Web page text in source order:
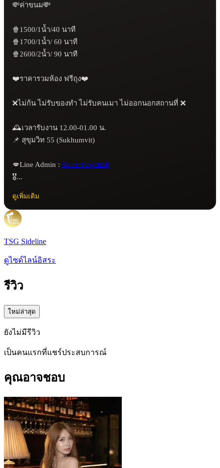
💸ค่าขนม💸
🍿1500/1น้ำ/40 นาที
🍿1700/1น้ำ/ 60 นาที
🍿2600/2น้ำ/ 90 นาที
❤️ราคารวมห้อง ฟรีถุง❤️
❌ไม่ก้น ไม่รับของทำ ไม่รับคนเมา ไม่ออกนอกสถานที่ ❌
🕰️เวลารับงาน 12.00-01.00 น.
📌 สุขุมวิท 55 (Sukhumvit)
💋Line Admin : lin.ee/Fuwxh50
🎖️...
ดูเพิ่มเติม
TSG Sideline
ดูไซด์ไลน์อิสระ
รีวิว
ใหม่ล่าสุด
ยังไม่มีรีวิว
เป็นคนแรกที่แชร์ประสบการณ์
คุณอาจชอบ